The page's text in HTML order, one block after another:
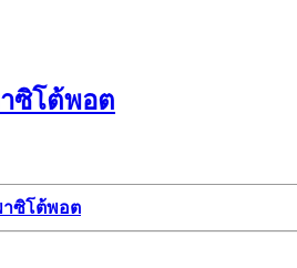
าซิโต้พอต
าซิโต้พอต